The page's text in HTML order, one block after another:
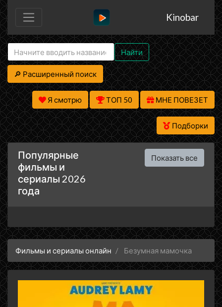
Kinobar
Найти
🔎 Расширенный поиск
Я смотрю ТОП 50 МНЕ ПОВЕЗЕТ
Подборки
Популярные
фильмы и
сериалы 2026
года
Показать все
Фильмы и сериалы онлайн Безумная мамочка